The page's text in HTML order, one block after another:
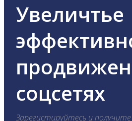
Увеличтье
соцсетях
Зарегистируйтесь и